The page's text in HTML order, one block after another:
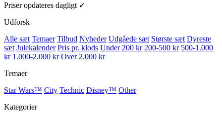
Priser opdateres dagligt ✓
Udforsk
Alle sæt Temaer Tilbud Nyheder Udgåede sæt Største sæt Dyreste
sæt Julekalender Pris pr. klods Under 200 kr 200-500 kr 500-1.000
kr 1.000-2.000 kr Over 2.000 kr
Temaer
Star Wars™ City Technic Disney™ Other
Kategorier